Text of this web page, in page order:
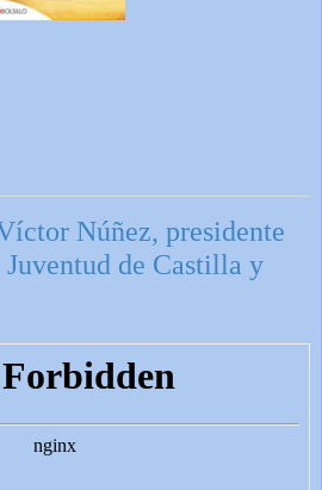
Núñez, presidente
de Castilla y